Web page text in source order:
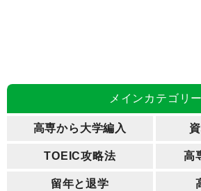
メインカテゴリー
高専から大学編入
TOEIC攻略法 高
留年と退学